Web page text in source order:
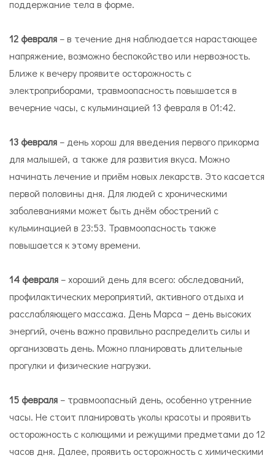
поддержание тела в форме.
12 февраля – в течение дня наблюдается нарастающее
напряжение, возможно беспокойство или нервозность.
Ближе к вечеру проявите осторожность с
электроприборами, травмоопасность повышается в
вечерние часы, с кульминацией 13 февраля в 01:42.
13 февраля – день хорош для введения первого прикорма
для малышей, а также для развития вкуса. Можно
начинать лечение и приём новых лекарств. Это касается
первой половины дня. Для людей с хроническими
заболеваниями может быть днём обострений с
кульминацией в 23:53. Травмоопасность также
повышается к этому времени.
14 февраля – хороший день для всего: обследований,
профилактических мероприятий, активного отдыха и
расслабляющего массажа. День Марса – день высоких
энергий, очень важно правильно распределить силы и
организовать день. Можно планировать длительные
прогулки и физические нагрузки.
15 февраля – травмоопасный день, особенно утренние
часы. Не стоит планировать уколы красоты и проявить
осторожность с колющими и режущими предметами до 12
часов дня. Далее, проявить осторожность с химическими